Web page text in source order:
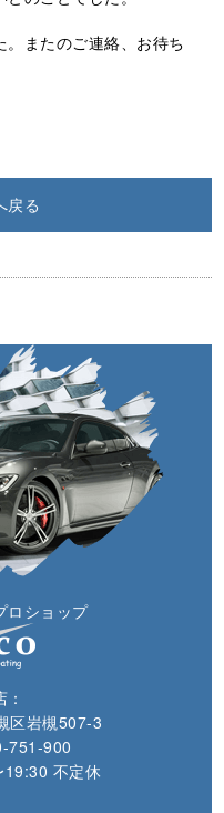
またのご連絡、お待ち
戻る
ロショップ
区岩槻507-3
751-900
19:30 不定休